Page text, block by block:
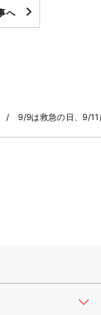
へ
9/9は救急の日、9/